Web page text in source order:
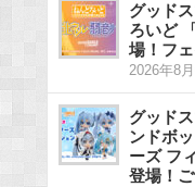
グッド
ろいど
場！フ
2026年8
グッド
ンドボ
ーズ フ
登場！